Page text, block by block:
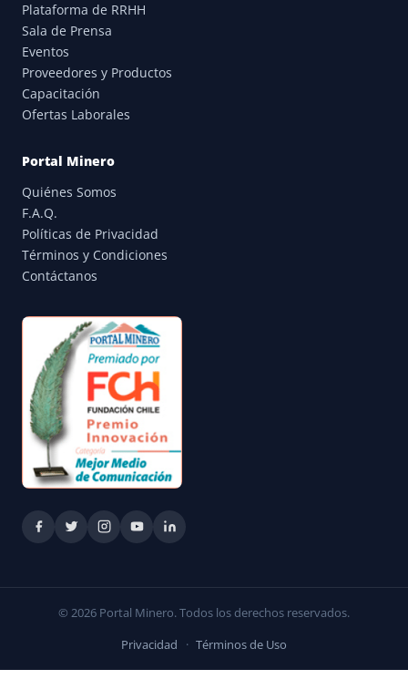
Plataforma de RRHH
Sala de Prensa
Eventos
Proveedores y Productos
Capacitación
Ofertas Laborales
Portal Minero
Quiénes Somos
F.A.Q.
Políticas de Privacidad
Términos y Condiciones
Contáctanos
© 2026 Portal Minero. Todos los derechos reservados.
Privacidad · Términos de Uso